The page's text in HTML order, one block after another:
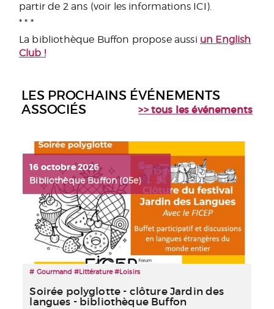
partir de 2 ans (voir les informations ICI).
* * *
La bibliothèque Buffon propose aussi un English
Club !
LES PROCHAINS ÉVÉNEMENTS
ASSOCIÉS
>> tous les événements
16 octobre 2026
Bibliothèque Buffon (05e)
# Gourmand #Littérature #Loisirs
Soirée polyglotte - clôture Jardin des
langues - bibliothèque Buffon